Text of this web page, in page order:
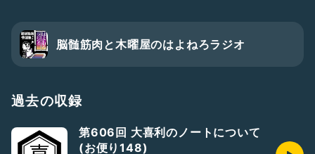
脳髄筋肉と木曜屋のはよねろラジオ
過去の収録
第606回 大喜利のノートについて
(お便り148)